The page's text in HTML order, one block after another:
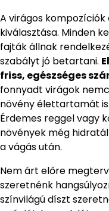
A virágos
kiválasztása. Minden
fajták állnak
szabályt jó betartani.
friss, egészséges
fonnyadt virágok
növény élettartamát
Érdemes reggel vagy
növények még
a vágás után.
Nem árt előre
szeretnénk
színvilágú díszt